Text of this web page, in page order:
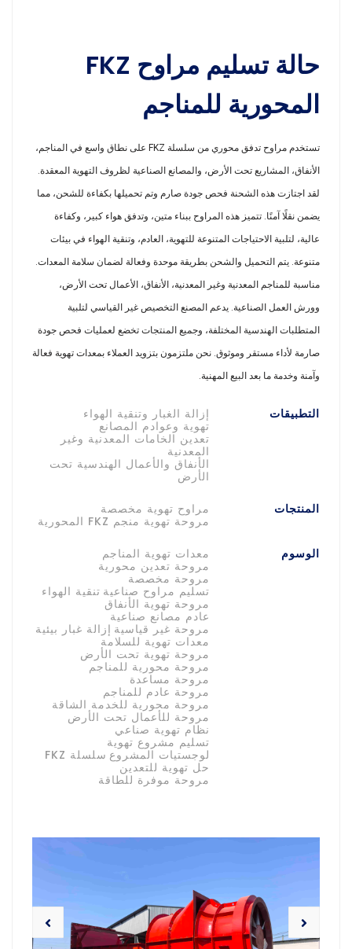
حالة تسليم مراوح FKZ
المحورية للمناجم
تستخدم مراوح تدفق محوري من سلسلة FKZ على نطاق واسع في المناجم،
الأنفاق، المشاريع تحت الأرض، والمصانع الصناعية لظروف التهوية المعقدة.
لقد اجتازت هذه الشحنة فحص جودة صارم وتم تحميلها بكفاءة للشحن، مما
يضمن نقلًا آمنًا. تتميز هذه المراوح ببناء متين، وتدفق هواء كبير، وكفاءة
عالية، لتلبية الاحتياجات المتنوعة للتهوية، العادم، وتنقية الهواء في بيئات
متنوعة. يتم التحميل والشحن بطريقة موحدة وفعالة لضمان سلامة المعدات.
مناسبة للمناجم المعدنية وغير المعدنية، الأنفاق، الأعمال تحت الأرض،
وورش العمل الصناعية. يدعم المصنع التخصيص غير القياسي لتلبية
المتطلبات الهندسية المختلفة، وجميع المنتجات تخضع لعمليات فحص جودة
صارمة لأداء مستقر وموثوق. نحن ملتزمون بتزويد العملاء بمعدات تهوية فعالة
وآمنة وخدمة ما بعد البيع المهنية.
التطبيقات
إزالة الغبار وتنقية الهواء
تهوية وعوادم المصانع
تعدين الخامات المعدنية وغير
المعدنية
الأنفاق والأعمال الهندسية تحت
الأرض
المنتجات
مراوح تهوية مخصصة
مروحة تهوية منجم FKZ المحورية
الوسوم
معدات تهوية المناجم
مروحة تعدين محورية
مروحة مخصصة
تسليم مراوح صناعية تنقية الهواء
مروحة تهوية الأنفاق
عادم مصانع صناعية
مروحة غير قياسية إزالة غبار بيئية
معدات تهوية للسلامة
مروحة تهوية تحت الأرض
مروحة محورية للمناجم
مروحة مساعدة
مروحة عادم للمناجم
مروحة محورية للخدمة الشاقة
مروحة للأعمال تحت الأرض
نظام تهوية صناعي
تسليم مشروع تهوية
لوجستيات المشروع سلسلة FKZ
حل تهوية للتعدين
مروحة موفرة للطاقة